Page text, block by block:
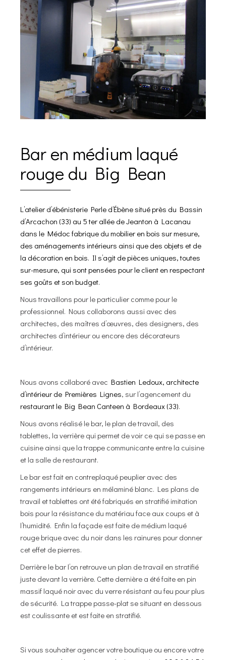
Bar en médium laqué
rouge du Big Bean
L’atelier d’ébénisterie Perle d’Ébène situé près du Bassin
d’Arcachon (33) au 5 ter allée de Jeanton à Lacanau
dans le Médoc fabrique du mobilier en bois sur mesure,
des aménagements intérieurs ainsi que des objets et de
la décoration en bois. Il s’agit de pièces uniques, toutes
sur-mesure, qui sont pensées pour le client en respectant
ses goûts et son budget.
Nous travaillons pour le particulier comme pour le
professionnel. Nous collaborons aussi avec des
architectes, des maîtres d’œuvres, des designers, des
architectes d’intérieur ou encore des décorateurs
d’intérieur.
Nous avons collaboré avecBastien Ledoux, architecte
d’intérieur de Premières Lignes, sur l’agencement du
restaurant le Big Bean Canteen à Bordeaux (33).
Nous avons réalisé le bar, le plan de travail, des
tablettes, la verrière qui permet de voir ce qui se passe en
cuisine ainsi que la trappe communicante entre la cuisine
et la salle de restaurant.
Le bar est fait en contreplaqué peuplier avec des
rangements intérieurs en mélaminé blanc. Les plans de
travail et tablettes ont été fabriqués en stratifié imitation
bois pour la résistance du matériau face aux coups et à
l’humidité. Enfin la façade est faite de médium laqué
rouge brique avec du noir dans les rainures pour donner
cet effet de pierres.
Derrière le bar l’on retrouve un plan de travail en stratifié
juste devant la verrière. Cette dernière a été faite en pin
massif laqué noir avec du verre résistant au feu pour plus
de sécurité. La trappe passe-plat se situant en dessous
est coulissante et est faite en stratifié.
Si vous souhaiter agencer votre boutique ou encore votre